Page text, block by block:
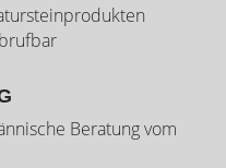
Beratung vom